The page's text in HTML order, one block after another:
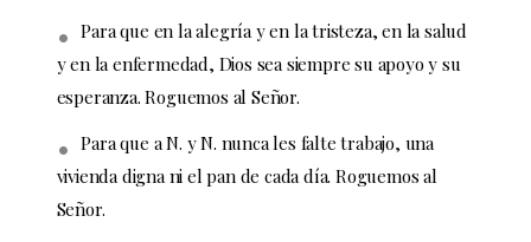
Para que en la alegría y en la tristeza, en la salud
y en la enfermedad, Dios sea siempre su apoyo y su
esperanza. Roguemos al Señor.
Para que a N. y N. nunca les falte trabajo, una
vivienda digna ni el pan de cada día. Roguemos al
Señor.